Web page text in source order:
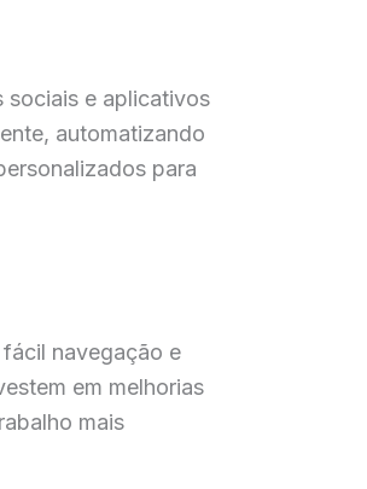
sociais e aplicativos
automatizando
para
navegação e
em melhorias
mais